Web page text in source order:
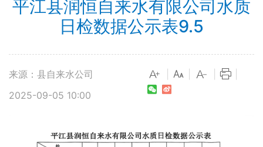
平江县润恒自来水有限公司水质
日检数据公示表9.5
来源：县自来水公司
2025-09-05 10:00